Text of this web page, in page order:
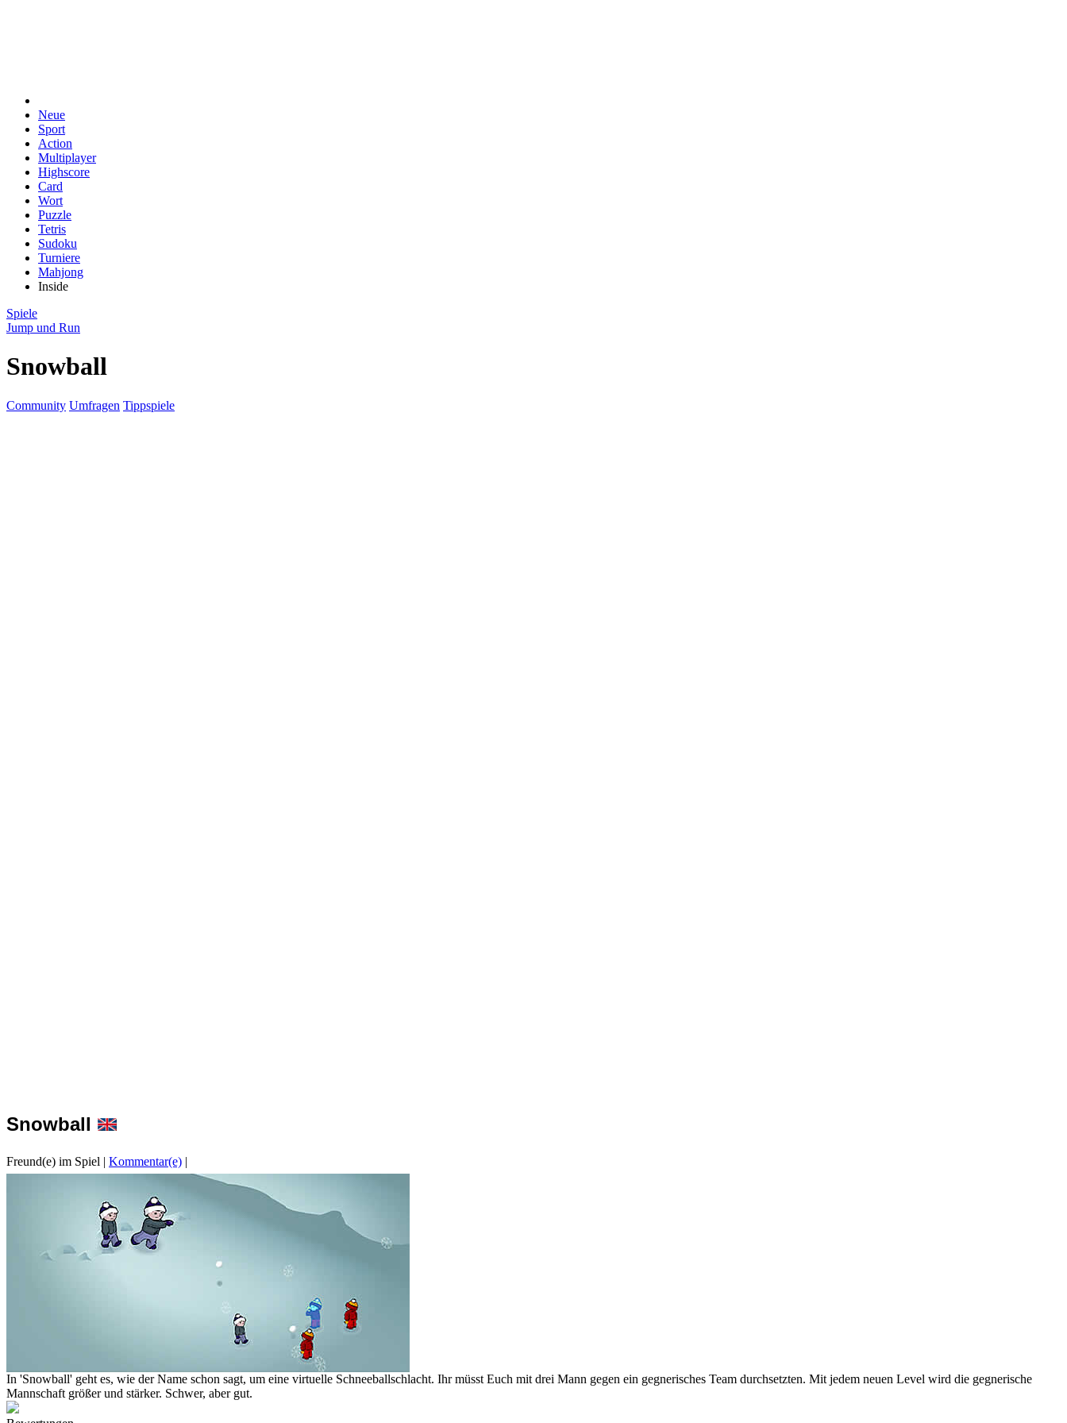
Neue
Sport
Action
Multiplayer
Highscore
Card
Wort
Puzzle
Tetris
Sudoku
Turniere
Mahjong
Inside
Spiele
Jump und Run
Snowball
Community Umfragen Tippspiele
Snowball
Freund(e) im Spiel | Kommentar(e) |
In 'Snowball' geht es, wie der Name schon sagt, um eine virtuelle Schneeballschlacht. Ihr müsst Euch mit drei Mann gegen ein gegnerisches Team durchsetzten. Mit jedem neuen Level wird die gegnerische
Mannschaft größer und stärker. Schwer, aber gut.